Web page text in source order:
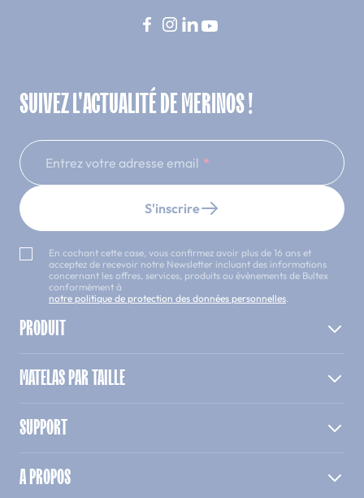
SUIVEZ L'ACTUALITÉ DE MERINOS !
Entrez votre adresse email
S'inscrire
En cochant cette case, vous confirmez avoir plus de 16 ans et
acceptez de recevoir notre Newsletter incluant des informations
concernant les offres, services, produits ou évènements de Bultex
conformément à
notre politique de protection des données personnelles.
PRODUIT
MATELAS PAR TAILLE
SUPPORT
A PROPOS